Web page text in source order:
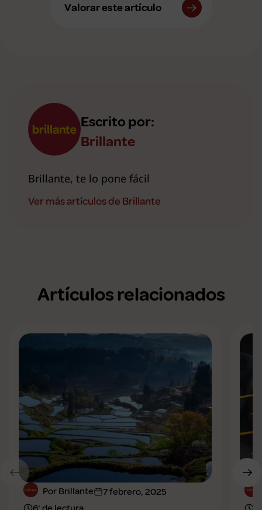
Valorar este artículo
Escrito por:
Brillante
Brillante, te lo pone fácil
Ver más artículos de Brillante
Artículos relacionados
Por Brillante
7 febrero, 2025